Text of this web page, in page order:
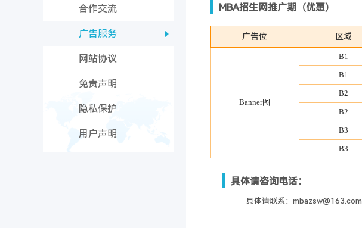
合作交流
广告服务
网站协议
免责声明
隐私保护
用户声明
MBA招生网推广期（优惠）
广告位 区域
Banner图
B1
B1
B2
B2
B3
B3
具体请咨询电话：
具体请联系：mbazsw@163.com